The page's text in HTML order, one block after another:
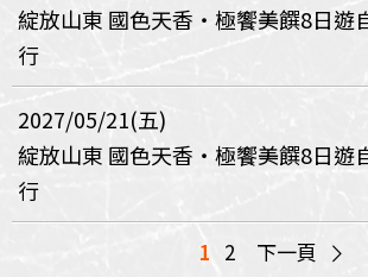
綻放山東 國色天香・極饗美饌8日遊
行
2027/05/21(五)
綻放山東 國色天香・極饗美饌8日遊
行
1 2 下一頁 >